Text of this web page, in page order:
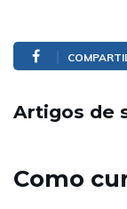
Artigos de
Como